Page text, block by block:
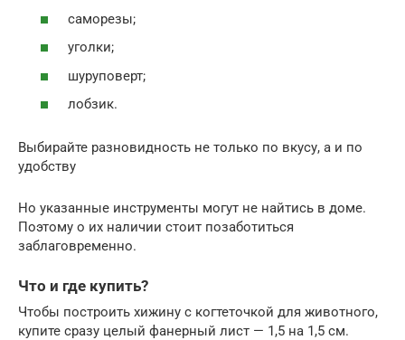
саморезы;
уголки;
шуруповерт;
лобзик.
Выбирайте разновидность не только по вкусу, а и по
удобству
Но указанные инструменты могут не найтись в доме.
Поэтому о их наличии стоит позаботиться
заблаговременно.
Что и где купить?
Чтобы построить хижину с когтеточкой для животного,
купите сразу целый фанерный лист — 1,5 на 1,5 см.